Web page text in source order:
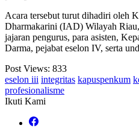
Acara tersebut turut dihadiri oleh
Dharmakarini (IAD) Wilayah
jajaran pengurus, para asisten,
Darma, pejabat eselon IV, serta
Post Views: 833
eselon iii integritas kapuspenkum
profesionalisme
Ikuti Kami